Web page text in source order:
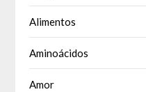
Alimentos
Aminoácidos
Amor